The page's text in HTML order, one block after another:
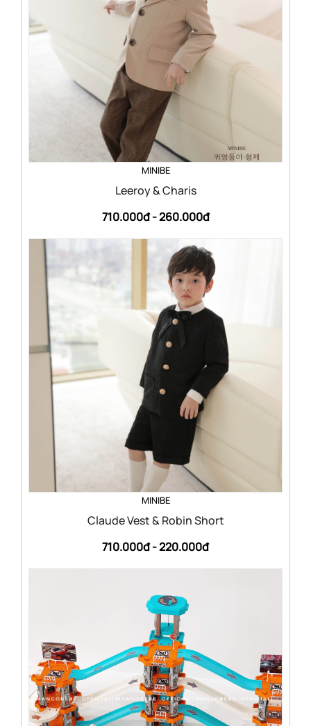
MINIBE
Leeroy & Charis
710.000đ -260.000đ
MINIBE
Claude Vest & Robin Short
710.000đ -220.000đ